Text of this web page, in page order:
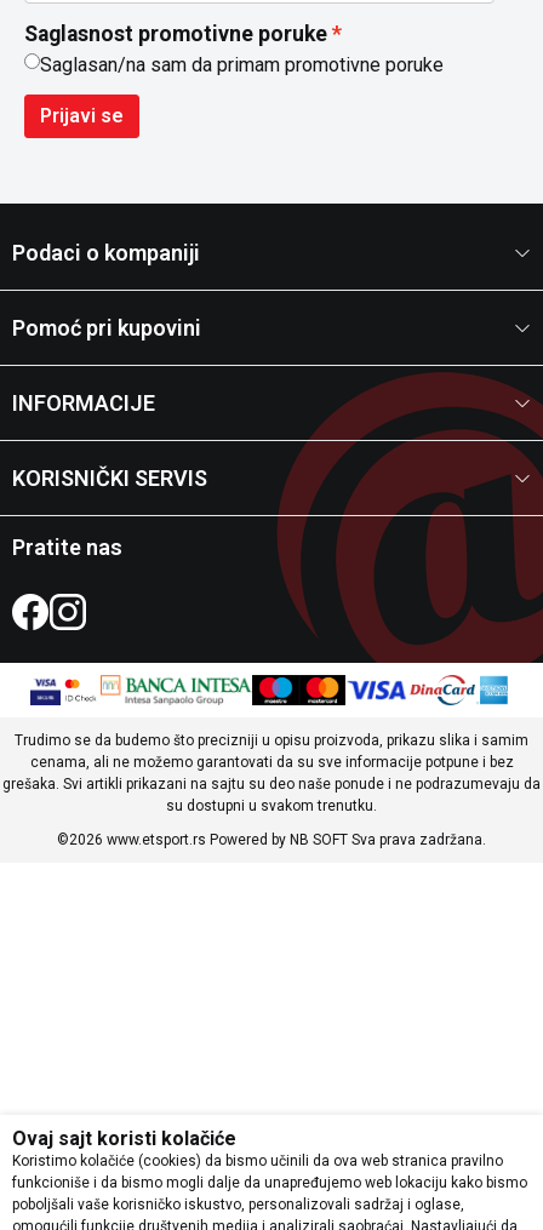
Saglasnost promotivne poruke
Saglasan/na sam da primam promotivne poruke
Prijavi se
Podaci o kompaniji
Pomoć pri kupovini
INFORMACIJE
KORISNIČKI SERVIS
Pratite nas
Trudimo se da budemo što precizniji u opisu proizvoda, prikazu slika i samim
cenama, ali ne možemo garantovati da su sve informacije potpune i bez
grešaka. Svi artikli prikazani na sajtu su deo naše ponude i ne podrazumevaju da
su dostupni u svakom trenutku.
©2026 www.etsport.rs Powered by NB SOFT Sva prava zadržana.
Ovaj sajt koristi kolačiće
Koristimo kolačiće (cookies) da bismo učinili da ova web stranica pravilno
funkcioniše i da bismo mogli dalje da unapređujemo web lokaciju kako bismo
poboljšali vaše korisničko iskustvo, personalizovali sadržaj i oglase,
omogućili funkcije društvenih medija i analizirali saobraćaj. Nastavljajući da